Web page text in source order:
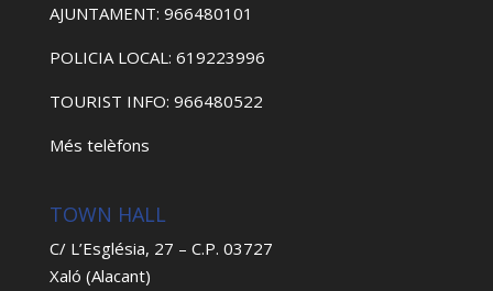
AJUNTAMENT: 966480101
POLICIA LOCAL: 619223996
TOURIST INFO: 966480522
Més telèfons
TOWN HALL
C/ L’Església, 27 – C.P. 03727
Xaló (Alacant)